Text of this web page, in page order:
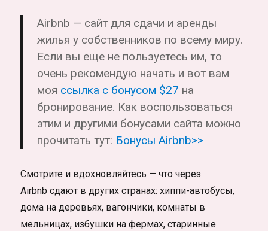
Airbnb — сайт для сдачи и аренды
жилья у собственников по всему миру.
Если вы еще не пользуетесь им, то
очень рекомендую начать и вот вам
моя ссылка с бонусом $27 на
бронирование. Как воспользоваться
этим и другими бонусами сайта можно
прочитать тут: Бонусы Airbnb>>
Смотрите и вдохновляйтесь — что через
Airbnb сдают в других странах:хиппи-автобусы,
дома на деревьях, вагончики, комнаты в
мельницах, избушки на фермах, старинные